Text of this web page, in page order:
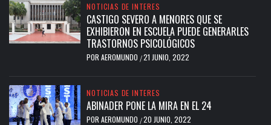
NOTICIAS DE INTERES
CASTIGO SEVERO A MENORES QUE SE
EXHIBIERON EN ESCUELA PUEDE GENERARLES
TRASTORNOS PSICOLÓGICOS
POR AEROMUNDO /21 JUNIO, 2022
NOTICIAS DE INTERES
ABINADER PONE LA MIRA EN EL 24
POR AEROMUNDO /20 JUNIO, 2022